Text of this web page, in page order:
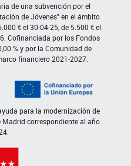
de una subvención por el
de Jóvenes" en el ámbito
€ el 30-04-25, de 5.500 € el
Cofinanciada por los Fondos
% y por la Comunidad de
financiero 2021-2027.
para la modernización de
correspondiente al año